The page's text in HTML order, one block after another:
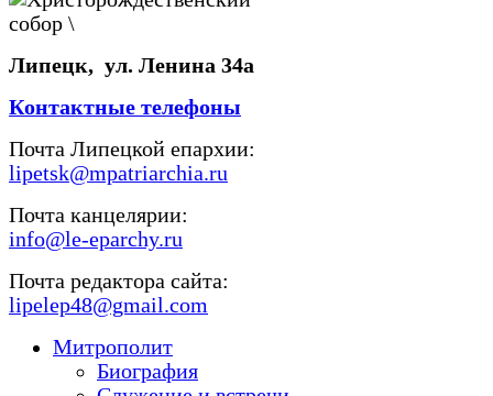
Липецк, ул. Ленина 34а
Контактные телефоны
Почта Липецкой епархии:
lipetsk@mpatriarchia.ru
Почта канцелярии:
info@le-eparchy.ru
Почта редактора сайта:
lipelep48@gmail.com
Митрополит
Биография